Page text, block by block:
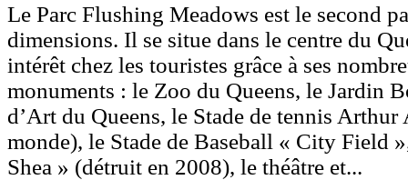
Le Parc Flushing Meadows est le second
dimensions. Il se situe dans le centre du
intérêt chez les touristes grâce à ses
monuments : le Zoo du Queens, le Jardin
d’Art du Queens, le Stade de tennis Arthur
monde), le Stade de Baseball « City Field »
Shea » (détruit en 2008), le théâtre et...